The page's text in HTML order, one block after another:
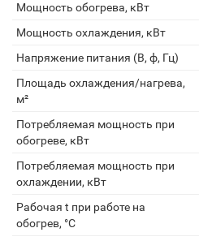
Мощность обогрева, кВт
Мощность охлаждения, кВт
Напряжение питания (В, ф, Гц)
Площадь охлаждения/нагрева,
м²
Потребляемая мощность при
обогреве, кВт
Потребляемая мощность при
охлаждении, кВт
Рабочая t при работе на
обогрев, °С